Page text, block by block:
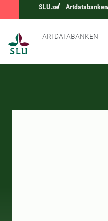
SLU.se Artdatabanken
ARTDATABANKEN